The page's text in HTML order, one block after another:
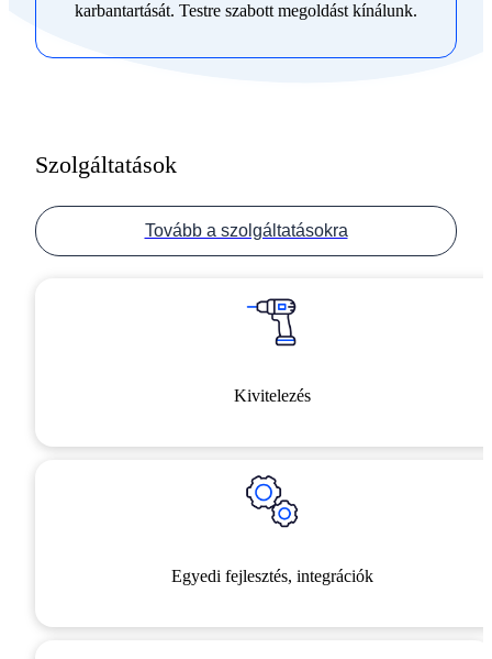
karbantartását. Testre szabott megoldást kínálunk.
Szolgáltatások
Tovább a szolgáltatásokra
Kivitelezés
Egyedi fejlesztés, integrációk